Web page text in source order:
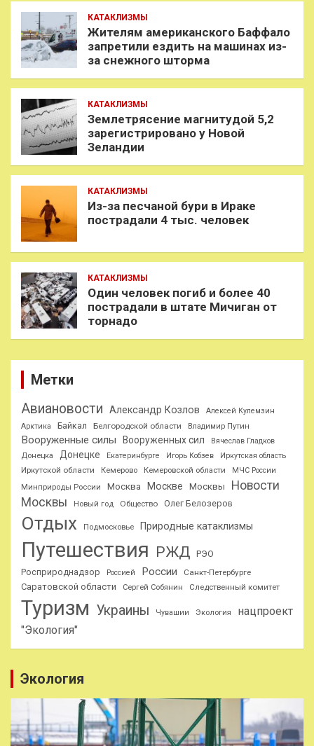
КАТАКЛИЗМЫ
Жителям американского Баффало
запретили ездить на машинах из-
за снежного шторма
КАТАКЛИЗМЫ
Землетрясение магнитудой 5,2
зарегистрировано у Новой
Зеландии
КАТАКЛИЗМЫ
Из-за песчаной бури в Ираке
пострадали 4 тыс. человек
КАТАКЛИЗМЫ
Один человек погиб и более 40
пострадали в штате Мичиган от
торнадо
Метки
Авиановости Александр Козлов
Алексей Кулемзин
Арктика
Байкал Белгородской области Владимир Путин
Вооруженные силы Вооруженных сил
Вячеслав Гладков
Донецка
Донецке Екатеринбурге Игорь Кобзев Иркутская область
Иркутской области Кемерово Кемеровской области
МЧС России
Минприроды России
Москва Москве Москвы
Новости
Москвы
Новый год Общество Олег Белозеров
Отдых Подмосковье Природные катаклизмы
Путешествия РЖД РЭО
Росприроднадзор
Россией России Санкт-Петербурге
Саратовской области Сергей Собянин Следственный комитет
Туризм Украины Чувашии Экология
нацпроект
"Экология"
Экология